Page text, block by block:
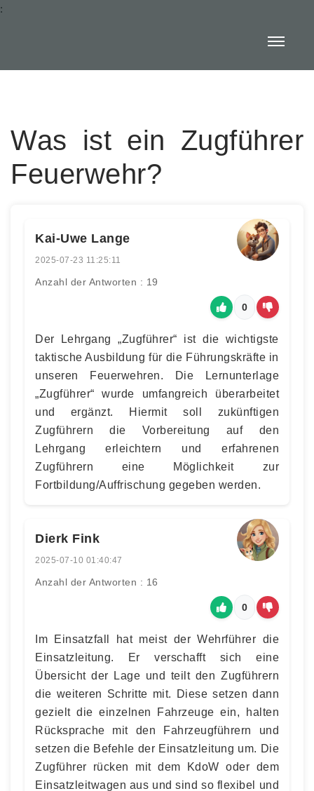
:
Was ist ein Zugführer
Feuerwehr?
Kai-Uwe Lange
2025-07-23 11:25:11
Anzahl der Antworten : 19
0
Der Lehrgang „Zugführer“ ist die wichtigste
taktische Ausbildung für die Führungskräfte in
unseren Feuerwehren. Die Lernunterlage
„Zugführer“ wurde umfangreich überarbeitet
und ergänzt. Hiermit soll zukünftigen
Zugführern die Vorbereitung auf den
Lehrgang erleichtern und erfahrenen
Zugführern eine Möglichkeit zur
Fortbildung/Auffrischung gegeben werden.
Dierk Fink
2025-07-10 01:40:47
Anzahl der Antworten : 16
0
Im Einsatzfall hat meist der Wehrführer die
Einsatzleitung. Er verschafft sich eine
Übersicht der Lage und teilt den Zugführern
die weiteren Schritte mit. Diese setzen dann
gezielt die einzelnen Fahrzeuge ein, halten
Rücksprache mit den Fahrzeugführern und
setzen die Befehle der Einsatzleitung um. Die
Zugführer rücken mit dem KdoW oder dem
Einsatzleitwagen aus und sind so flexibel und